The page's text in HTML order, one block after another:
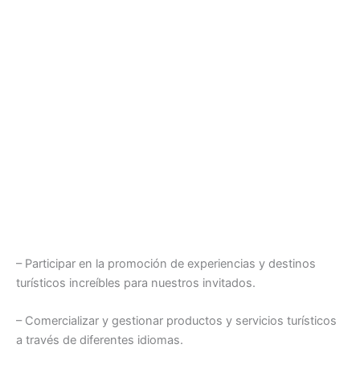
– Participar en la promoción de experiencias y destinos
turísticos increíbles para nuestros invitados.
– Comercializar y gestionar productos y servicios turísticos
a través de diferentes idiomas.